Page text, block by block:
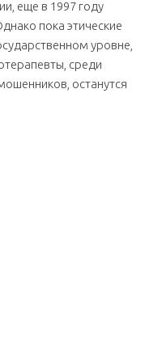
еще в 1997 году
пока этические
уровне,
среди
останутся